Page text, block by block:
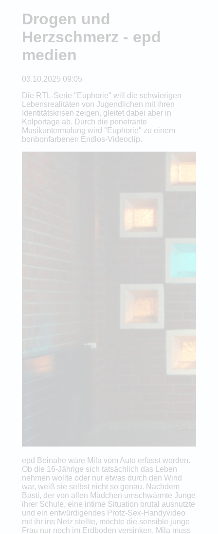
Drogen und
Herzschmerz - epd
medien
03.10.2025 09:05
Die RTL-Serie "Euphorie" will die schwierigen
Lebensrealitäten von Jugendlichen mit ihren
Identitätskrisen zeigen, gleitet dabei aber in
Kolportage ab. Durch die penetrante
Musikuntermalung wird "Euphorie" zu einem
bonbonfarbenen Endlos-Videoclip.
epd Beinahe wäre Mila vom Auto erfasst worden.
Ob die 16-Jährige sich tatsächlich das Leben
nehmen wollte oder nur etwas durch den Wind
war, weiß sie selbst nicht so genau. Nachdem
Basti, der von allen Mädchen umschwärmte Junge
ihrer Schule, eine intime Situation brutal ausnutzte
und ein entwürdigendes Protz-Sex-Handyvideo
mit ihr ins Netz stellte, möchte die sensible junge
Frau nur noch im Erdboden versinken. Mila muss